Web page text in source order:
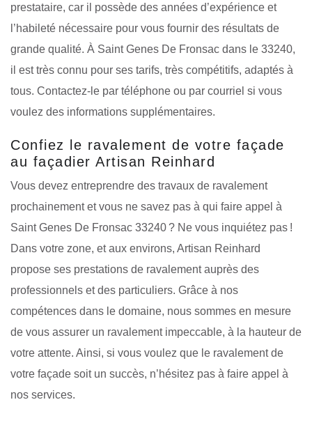
prestataire, car il possède des années d’expérience et
l’habileté nécessaire pour vous fournir des résultats de
grande qualité. À Saint Genes De Fronsac dans le 33240,
il est très connu pour ses tarifs, très compétitifs, adaptés à
tous. Contactez-le par téléphone ou par courriel si vous
voulez des informations supplémentaires.
Confiez le ravalement de votre façade
au façadier Artisan Reinhard
Vous devez entreprendre des travaux de ravalement
prochainement et vous ne savez pas à qui faire appel à
Saint Genes De Fronsac 33240 ? Ne vous inquiétez pas !
Dans votre zone, et aux environs, Artisan Reinhard
propose ses prestations de ravalement auprès des
professionnels et des particuliers. Grâce à nos
compétences dans le domaine, nous sommes en mesure
de vous assurer un ravalement impeccable, à la hauteur de
votre attente. Ainsi, si vous voulez que le ravalement de
votre façade soit un succès, n’hésitez pas à faire appel à
nos services.